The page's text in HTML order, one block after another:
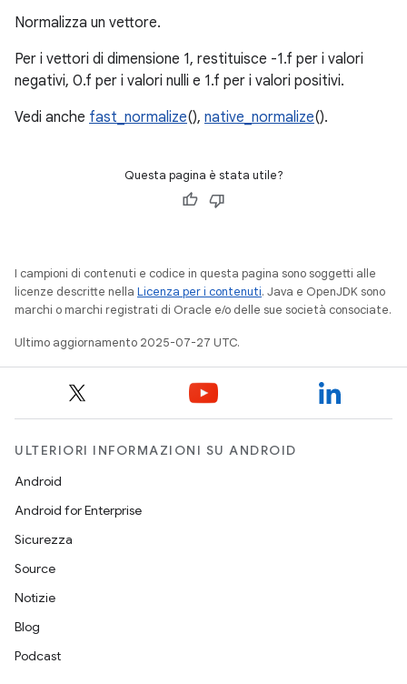
Normalizza un vettore.
Per i vettori di dimensione 1, restituisce -1.f per i valori
negativi, 0.f per i valori nulli e 1.f per i valori positivi.
Vedi anche fast_normalize(), native_normalize().
Questa pagina è stata utile?
I campioni di contenuti e codice in questa pagina sono soggetti alle
licenze descritte nella Licenza per i contenuti. Java e OpenJDK sono
marchi o marchi registrati di Oracle e/o delle sue società consociate.
Ultimo aggiornamento 2025-07-27 UTC.
ULTERIORI INFORMAZIONI SU ANDROID
Android
Android for Enterprise
Sicurezza
Source
Notizie
Blog
Podcast